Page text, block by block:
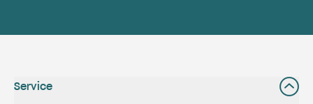
Service